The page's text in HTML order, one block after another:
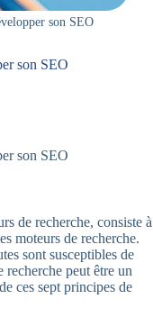
son SEO
son SEO
son SEO
de recherche, consiste à
moteurs de recherche.
sont susceptibles de
recherche peut être un
ces sept principes de